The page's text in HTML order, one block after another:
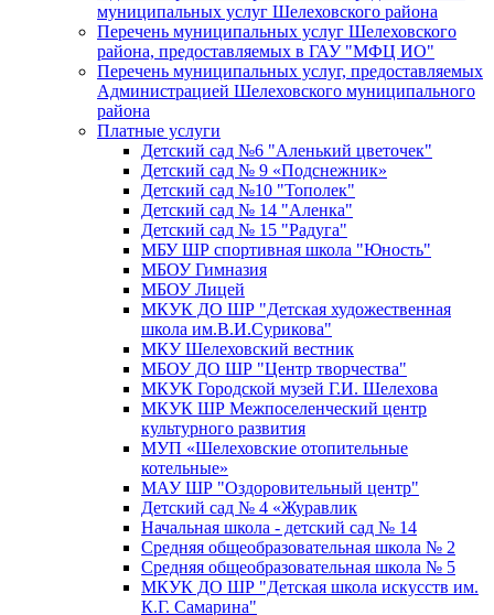
муниципальных услуг Шелеховского района
Перечень муниципальных услуг Шелеховского
района, предоставляемых в ГАУ "МФЦ ИО"
Перечень муниципальных услуг, предоставляемых
Администрацией Шелеховского муниципального
района
Платные услуги
Детский сад №6 "Аленький цветочек"
Детский сад № 9 «Подснежник»
Детский сад №10 "Тополек"
Детский сад № 14 "Аленка"
Детский сад № 15 "Радуга"
МБУ ШР спортивная школа "Юность"
МБОУ Гимназия
МБОУ Лицей
МКУК ДО ШР "Детская художественная
школа им.В.И.Сурикова"
МКУ Шелеховский вестник
МБОУ ДО ШР "Центр творчества"
МКУК Городской музей Г.И. Шелехова
МКУК ШР Межпоселенческий центр
культурного развития
МУП «Шелеховские отопительные
котельные»
МАУ ШР "Оздоровительный центр"
Детский сад № 4 «Журавлик
Начальная школа - детский сад № 14
Средняя общеобразовательная школа № 2
Средняя общеобразовательная школа № 5
МКУК ДО ШР "Детская школа искусств им.
К.Г. Самарина"